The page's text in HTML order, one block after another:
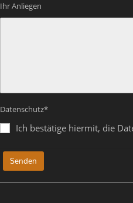
Ihr Anliegen
Datenschutz*
Ich bestätige hiermit, die